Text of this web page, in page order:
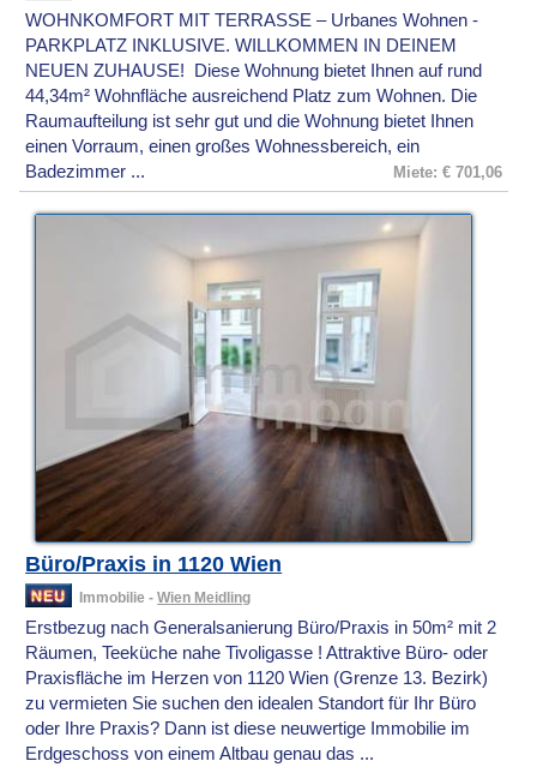
WOHNKOMFORT MIT TERRASSE – Urbanes Wohnen -
PARKPLATZ INKLUSIVE. WILLKOMMEN IN DEINEM
NEUEN ZUHAUSE! Diese Wohnung bietet Ihnen auf rund
44,34m² Wohnfläche ausreichend Platz zum Wohnen. Die
Raumaufteilung ist sehr gut und die Wohnung bietet Ihnen
einen Vorraum, einen großes Wohnessbereich, ein
Badezimmer ...
Miete: € 701,06
Büro/Praxis in 1120 Wien
Immobilie -Wien Meidling
Erstbezug nach Generalsanierung Büro/Praxis in 50m² mit 2
Räumen, Teeküche nahe Tivoligasse ! Attraktive Büro- oder
Praxisfläche im Herzen von 1120 Wien (Grenze 13. Bezirk)
zu vermieten Sie suchen den idealen Standort für Ihr Büro
oder Ihre Praxis? Dann ist diese neuwertige Immobilie im
Erdgeschoss von einem Altbau genau das ...